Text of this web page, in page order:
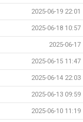
2025-06-19 22:01
2025-06-18 10:57
2025-06-17
2025-06-15 11:47
2025-06-14 22:03
2025-06-13 09:59
2025-06-10 11:19